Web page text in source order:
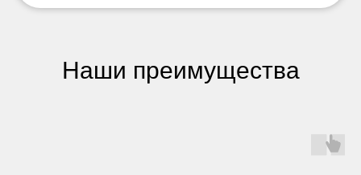
Наши преимущества